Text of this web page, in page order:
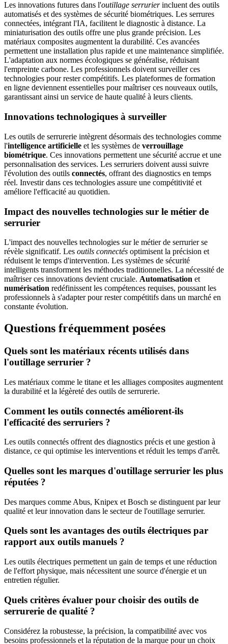
Les innovations futures dans l'outillage serrurierincluent des outils
automatisés et des systèmes de sécurité biométriques. Les serrures
connectées, intégrant l'IA, facilitent le diagnostic à distance. La
miniaturisation des outils offre une plus grande précision. Les
matériaux composites augmentent la durabilité. Ces avancées
permettent une installation plus rapide et une maintenance simplifiée.
L'adaptation aux normes écologiques se généralise, réduisant
l'empreinte carbone. Les professionnels doivent surveiller ces
technologies pour rester compétitifs. Les plateformes de formation
en ligne deviennent essentielles pour maîtriser ces nouveaux outils,
garantissant ainsi un service de haute qualité à leurs clients.
Innovations technologiques à surveiller
Les outils de serrurerie intègrent désormais des technologies comme
l'intelligence artificielle et les systèmes de verrouillage
biométrique. Ces innovations permettent une sécurité accrue et une
personnalisation des services. Les serruriers doivent aussi suivre
l'évolution des outils connectés, offrant des diagnostics en temps
réel. Investir dans ces technologies assure une compétitivité et
améliore l'efficacité au quotidien.
Impact des nouvelles technologies sur le métier de
serrurier
L'impact des nouvelles technologies sur le métier de serrurier se
révèle significatif. Les outils connectés optimisent la précision et
réduisent le temps d'intervention. Les systèmes de sécurité
intelligents transforment les méthodes traditionnelles. La nécessité de
maîtriser ces innovations devient cruciale. Automatisation et
numérisation redéfinissent les compétences requises, poussant les
professionnels à s'adapter pour rester compétitifs dans un marché en
constante évolution.
Questions fréquemment posées
Quels sont les matériaux récents utilisés dans
l'outillage serrurier ?
Les matériaux comme le titane et les alliages composites augmentent
la durabilité et la légèreté des outils de serrurerie.
Comment les outils connectés améliorent-ils
l'efficacité des serruriers ?
Les outils connectés offrent des diagnostics précis et une gestion à
distance, ce qui optimise les interventions et réduit les temps d'arrêt.
Quelles sont les marques d'outillage serrurier les plus
réputées ?
Des marques comme Abus, Knipex et Bosch se distinguent par leur
qualité et leur innovation dans le secteur de l'outillage serrurier.
Quels sont les avantages des outils électriques par
rapport aux outils manuels ?
Les outils électriques permettent un gain de temps et une réduction
de l'effort physique, mais nécessitent une source d'énergie et un
entretien régulier.
Quels critères évaluer pour choisir des outils de
serrurerie de qualité ?
Considérez la robustesse, la précision, la compatibilité avec vos
besoins professionnels et la réputation de la marque pour un choix